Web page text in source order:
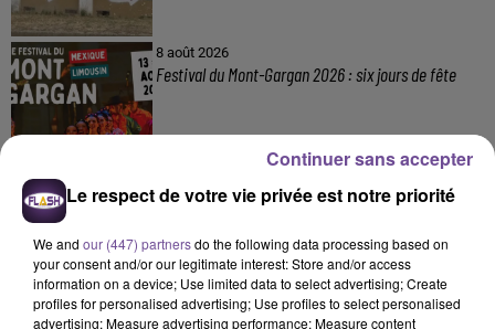
8 août 2026
Festival du Mont-Gargan 2026 : six jours de fête
7 août 2026
toxiques
Le respect de votre vie privée est notre priorité
We and our (447) partnersdo the following data processing based on
your consent and/or our legitimate interest: Store and/or access
information on a device; Use limited data to select advertising; Create
profiles for personalised advertising; Use profiles to select personalised
advertising; Measure advertising performance; Measure content
Continuer sans accepter